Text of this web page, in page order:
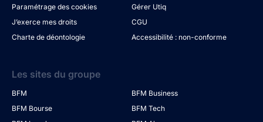
Paramétrage des cookies
Gérer Utiq
J’exerce mes droits
CGU
Charte de déontologie
Accessibilité : non-conforme
Les sites du groupe
BFM
BFM Business
BFM Bourse
BFM Tech